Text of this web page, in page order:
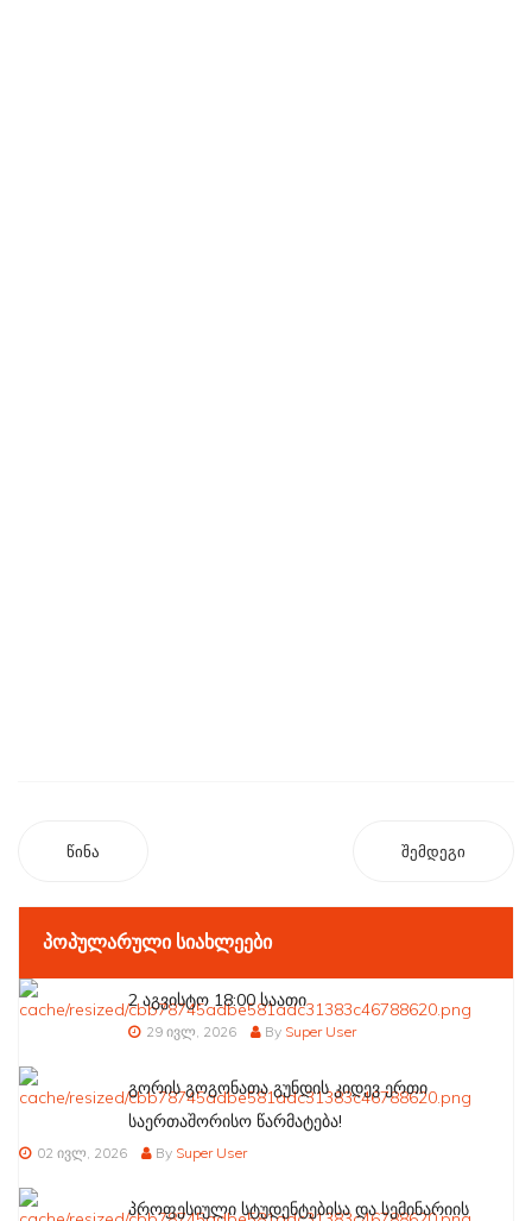
წინა შემდეგი
ᲞᲝᲞᲣᲚᲐᲠᲣᲚᲘ ᲡᲘᲐᲮᲚᲔᲔᲑᲘ
2 აგვისტო 18:00 საათი
29 ივლ, 2026 By Super User
გორის გოგონათა გუნდის კიდევ ერთი
საერთაშორისო წარმატება!
02 ივლ, 2026 By Super User
პროფესიული სტუდენტებისა და სემინარიის